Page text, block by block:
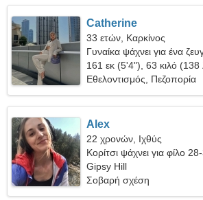
Catherine
33 ετών, Καρκίνος
Γυναίκα ψάχνει για ένα
161 εκ (5'4"), 63 κιλό (138
Εθελοντισμός, Πεζοπορία
Alex
22 χρονών, Ιχθύς
Κορίτσι ψάχνει για φίλο
Gipsy Hill
Σοβαρή σχέση